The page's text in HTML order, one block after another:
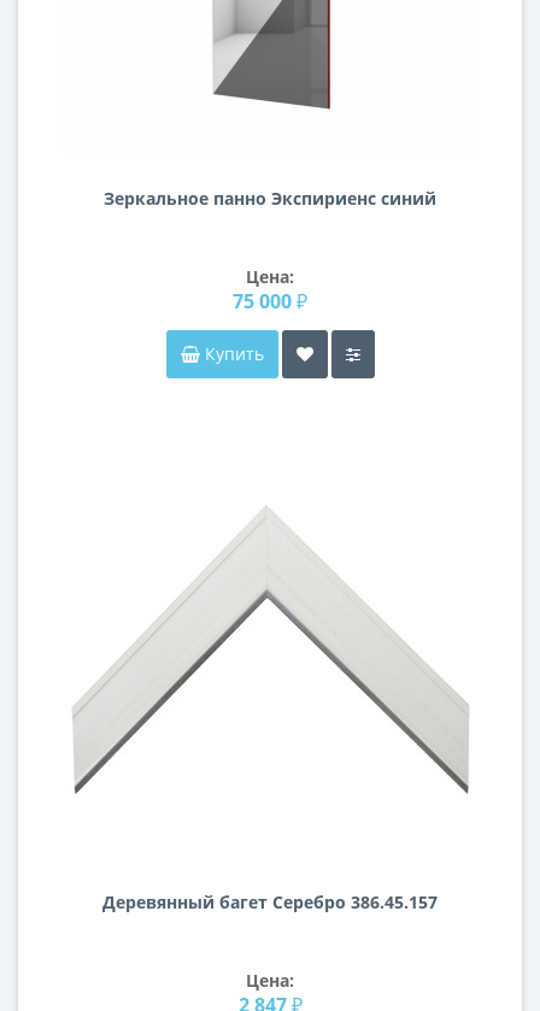
Зеркальное панно Экспириенс синий
Цена:
75 000 ₽
Купить
Деревянный багет Серебро 386.45.157
Цена:
2 847 ₽